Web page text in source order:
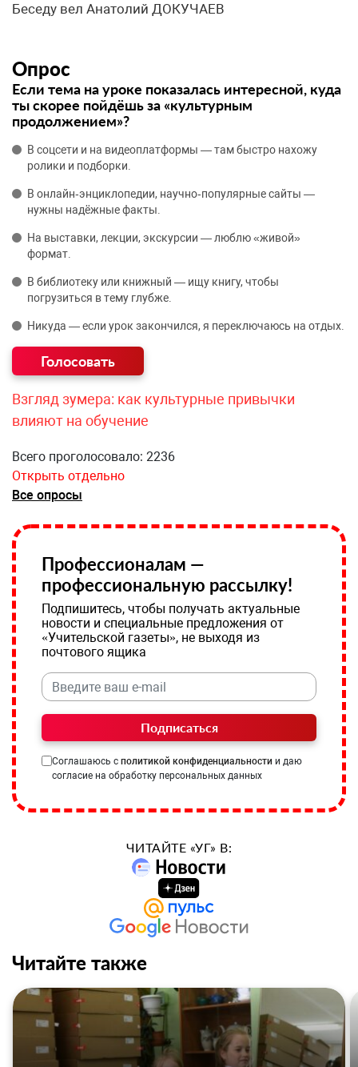
Беседу вел Анатолий ДОКУЧАЕВ
Опрос
Если тема на уроке показалась интересной, куда
ты скорее пойдёшь за «культурным
продолжением»?
В соцсети и на видеоплатформы — там быстро нахожу
ролики и подборки.
В онлайн‑энциклопедии, научно‑популярные сайты —
нужны надёжные факты.
На выставки, лекции, экскурсии — люблю «живой»
формат.
В библиотеку или книжный — ищу книгу, чтобы
погрузиться в тему глубже.
Никуда — если урок закончился, я переключаюсь на отдых.
Взгляд зумера: как культурные привычки
влияют на обучение
Всего проголосовало: 2236
Открыть отдельно
Все опросы
Профессионалам —
профессиональную рассылку!
Подпишитесь, чтобы получать актуальные
новости и специальные предложения от
«Учительской газеты», не выходя из
почтового ящика
Подписаться
Соглашаюсь с политикой конфиденциальности и даю
согласие на обработку персональных данных
ЧИТАЙТЕ «УГ» В:
Читайте также